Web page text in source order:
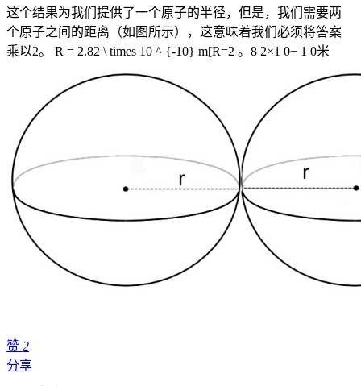
这个结果为我们提供了一个原子的半径，但是，我们需要两
个原子之间的距离（如图所示），这意味着我们必须将答案
乘以2。 R = 2.82 \ times 10 ^ {-10} m[R=2 。 8 2×1 0− 1 0米
赞 2
分享